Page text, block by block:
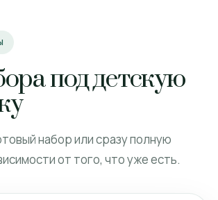
под детскую
набор или сразу полную
от того, что уже есть.